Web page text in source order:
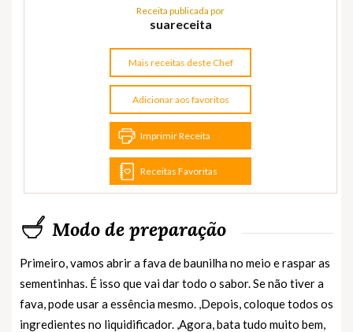
Receita publicada por
suareceita
Mais receitas deste Chef
Adicionar aos favoritos
Imprimir Receita
Receitas Favoritas
Modo de preparação
Primeiro, vamos abrir a fava de baunilha no meio e raspar as
sementinhas. É isso que vai dar todo o sabor. Se não tiver a
fava, pode usar a essência mesmo. ,Depois, coloque todos os
ingredientes no liquidificador. ,Agora, bata tudo muito bem,